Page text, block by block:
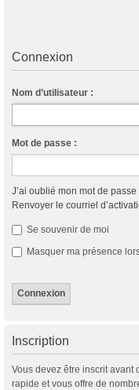
Connexion
Nom d’utilisateur :
Mot de passe :
J’ai oublié mon mot de passe
Renvoyer le courriel
Se souvenir de moi
Masquer ma présence
Inscription
Vous devez être inscrit avant
rapide et vous offre de